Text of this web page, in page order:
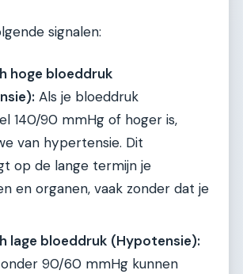
signalen:
hoge bloeddruk
Als je bloeddruk
140/90 mmHg of hoger is,
van hypertensie. Dit
op de lange termijn je
en organen, vaak zonder dat je
lage bloeddruk (Hypotensie):
90/60 mmHg kunnen